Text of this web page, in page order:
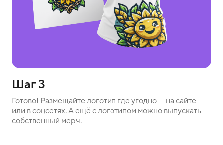
Шаг 3
Готово! Размещайте логотип где угодно — на сайте
или в соцсетях. А ещё с логотипом можно выпускать
собственный мерч.